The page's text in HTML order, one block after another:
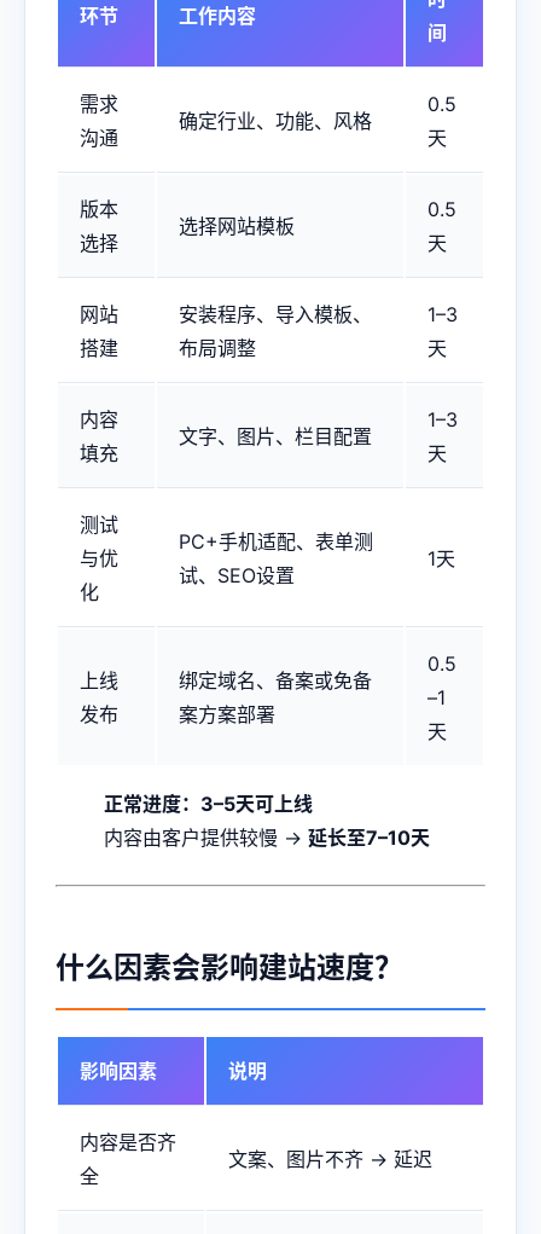
环节 工作内容
间
需求
沟通
确定行业、功能、风格
0.5
天
版本
选择
选择网站模板
0.5
天
网站
搭建
安装程序、导入模板、
布局调整
1–3
天
内容
填充
文字、图片、栏目配置
1–3
天
测试
与优
化
PC+手机适配、表单测
试、SEO设置
1天
上线
发布
绑定域名、备案或免备
案方案部署
0.5
–1
天
正常进度：3–5天可上线
内容由客户提供较慢 → 延长至7–10天
什么因素会影响建站速度？
影响因素 说明
内容是否齐
全
文案、图片不齐 → 延迟